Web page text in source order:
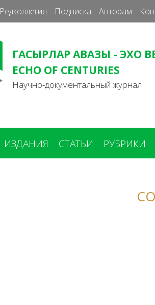
Редколлегия Подписка Авторам
ГАСЫРЛАР АВАЗЫ - ЭХО
ECHO OF CENTURIES
Научно-документальный журнал
ИЗДАНИЯ СТАТЬИ РУБРИКИ